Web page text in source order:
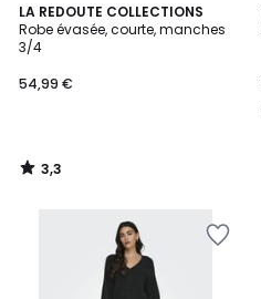
LA REDOUTE COLLECTIONS
Robe évasée, courte, manches
3/4
54,99 €
3,3
/ 5
3,3
/